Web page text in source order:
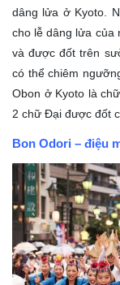
dâng lửa ở Kyoto.
cho lễ dâng lửa của
và được đốt trên
có thể chiêm
Obon ở Kyoto là
2 chữ Đại được đốt
Bon Odori – điệu